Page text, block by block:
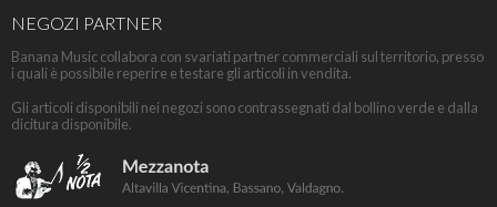
NEGOZI PARTNER
Banana Music collabora con svariati partner commerciali sul territorio, presso
i quali è possibile reperire e testare gli articoli in vendita.
Gli articoli disponibili nei negozi sono contrassegnati dal bollino verde e dalla
dicitura disponibile.